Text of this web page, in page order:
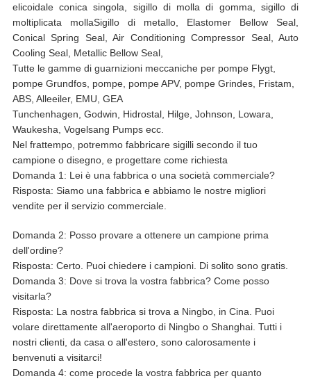
elicoidale conica singola, sigillo di molla di gomma, sigillo di
moltiplicata mollaSigillo di metallo, Elastomer Bellow Seal,
Conical Spring Seal, Air Conditioning Compressor Seal, Auto
Cooling Seal, Metallic Bellow Seal,
Tutte le gamme di guarnizioni meccaniche per pompe Flygt,
pompe Grundfos, pompe, pompe APV, pompe Grindes, Fristam,
ABS, Alleeiler, EMU, GEA
Tunchenhagen, Godwin, Hidrostal, Hilge, Johnson, Lowara,
Waukesha, Vogelsang Pumps ecc.
Nel frattempo, potremmo fabbricare sigilli secondo il tuo
campione o disegno, e progettare come richiesta
Domanda 1: Lei è una fabbrica o una società commerciale?
Risposta: Siamo una fabbrica e abbiamo le nostre migliori
vendite per il servizio commerciale.
Domanda 2: Posso provare a ottenere un campione prima
dell'ordine?
Risposta: Certo. Puoi chiedere i campioni. Di solito sono gratis.
Domanda 3: Dove si trova la vostra fabbrica? Come posso
visitarla?
Risposta: La nostra fabbrica si trova a Ningbo, in Cina. Puoi
volare direttamente all'aeroporto di Ningbo o Shanghai. Tutti i
nostri clienti, da casa o all'estero, sono calorosamente i
benvenuti a visitarci!
Domanda 4: come procede la vostra fabbrica per quanto